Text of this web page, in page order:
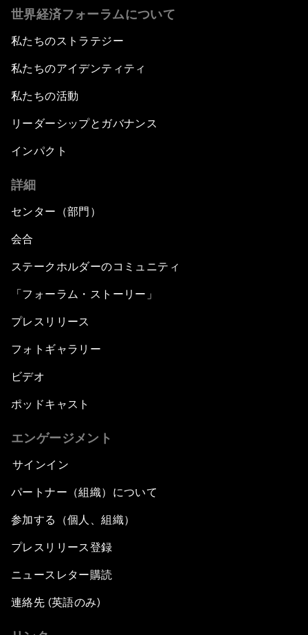
世界経済フォーラムについて
私たちのストラテジー
私たちのアイデンティティ
私たちの活動
リーダーシップとガバナンス
インパクト
詳細
センター（部門）
会合
ステークホルダーのコミュニティ
「フォーラム・ストーリー」
プレスリリース
フォトギャラリー
ビデオ
ポッドキャスト
エンゲージメント
サインイン
パートナー（組織）について
参加する（個人、組織）
プレスリリース登録
ニュースレター購読
連絡先 (英語のみ)